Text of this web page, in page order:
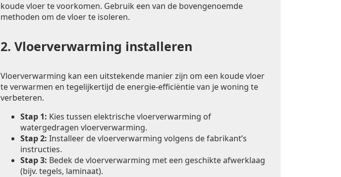
koude vloer te voorkomen. Gebruik een van de bovengenoemde
methoden om de vloer te isoleren.
2. Vloerverwarming installeren
Vloerverwarming kan een uitstekende manier zijn om een koude vloer
te verwarmen en tegelijkertijd de energie-efficiëntie van je woning te
verbeteren.
Stap 1: Kies tussen elektrische vloerverwarming of
watergedragen vloerverwarming.
Stap 2: Installeer de vloerverwarming volgens de fabrikant’s
instructies.
Stap 3: Bedek de vloerverwarming met een geschikte afwerklaag
(bijv. tegels, laminaat).